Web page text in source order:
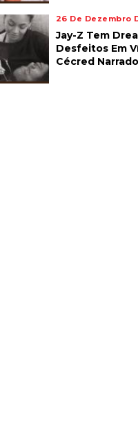
26 De Dezembro
Jay-Z Tem
Desfeitos Em
Cécred